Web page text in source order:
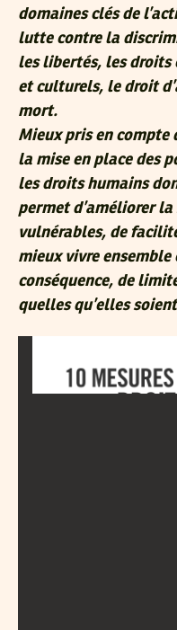
domaines clés de
lutte contre la
les libertés, les droits
et culturels, le droit
mort.
Mieux pris en compte
la mise en place des
les droits humains
permet d’améliorer
vulnérables, de
mieux vivre ensemble
conséquence, de
quelles qu’elles